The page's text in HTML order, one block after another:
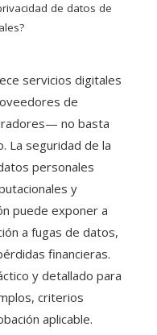
de datos de
servicios digitales
de
no basta
La seguridad de la
personales
y
puede exponer a
a fugas de datos,
financieras.
y detallado para
criterios
aplicable.